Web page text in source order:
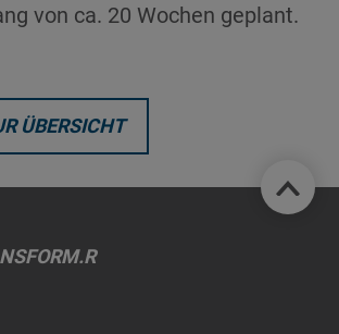
von ca. 20 Wochen geplant.
ÜBERSICHT